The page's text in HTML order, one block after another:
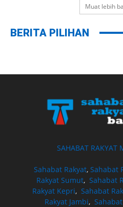
Muat lebih
BERITA PILIHAN
SAHABAT RAKYAT
Sahabat Rakyat, Sahabat
Rakyat Sumut, Sahabat
Rakyat Kepri,Sahabat
Rakyat Jambi,